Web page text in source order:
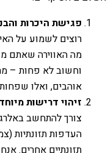
פגישת היכרות
רוצים לשמוע על
מה האווירה שאתם
וחשוב לא פחות –
אוהבים, ואלו
זיהוי דרישות
צורך להתחשב
העדפות תזונתיות
תזונתיים אחרים.